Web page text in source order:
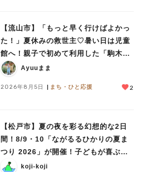
【流山市】「もっと早く行けばよかっ
た！」夏休みの救世主♡暑い日は児童
館へ！親子で初めて利用した「駒木台
児童館」レポート
Ayuuまま
2026年8月5日 まち・ひと応援 2
【松戸市】夏の夜を彩る幻想的な2日
間！8/9・10「ながるるひかりの夏ま
つり 2026」が開催！子どもが喜ぶワ
ークショップや限定ヒーローショーも
koji-koji